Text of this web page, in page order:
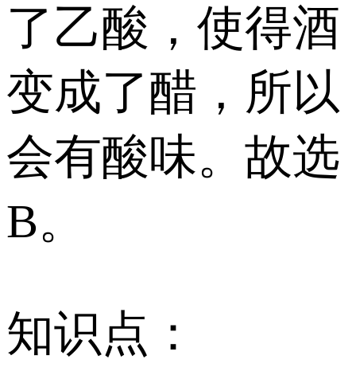
了乙酸，使得酒
变成了醋，所以
会有酸味。故选
B。
知识点：